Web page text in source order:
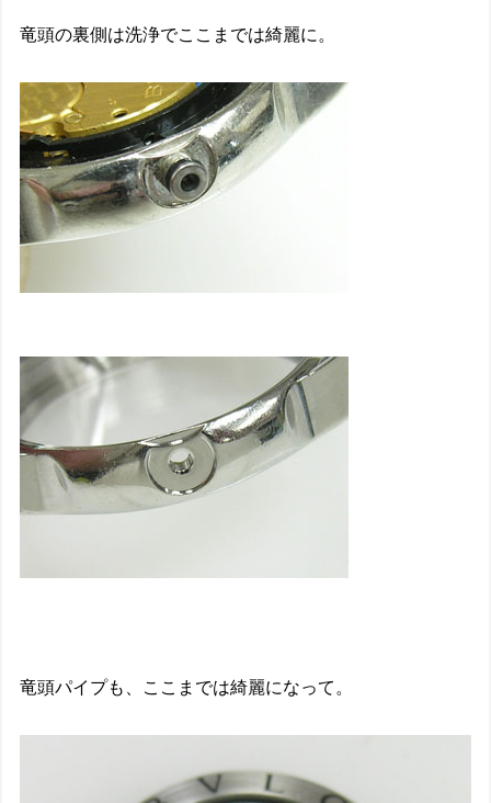
竜頭の裏側は洗浄でここまでは綺麗に。
竜頭パイプも、ここまでは綺麗になって。